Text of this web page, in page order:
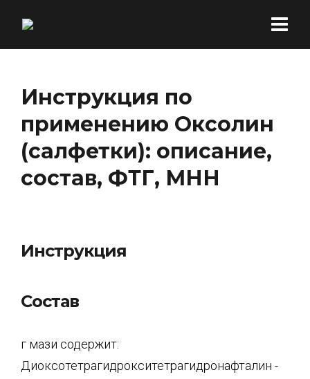
Инструкция по
применению Оксолин
(салфетки): описание,
состав, ФТГ, МНН
Инструкция
Состав
г мази содержит:
Диоксотетрагидрокситетрагидронафталин -